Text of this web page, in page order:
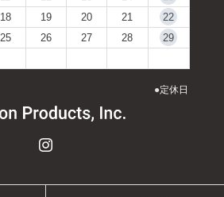
18 19 20 21
22
25 26 27 28
29
●定休日